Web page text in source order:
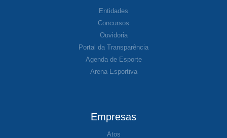
Entidades
Concursos
Ouvidoria
Portal da Transparência
Agenda de Esporte
Arena Esportiva
Empresas
Atos